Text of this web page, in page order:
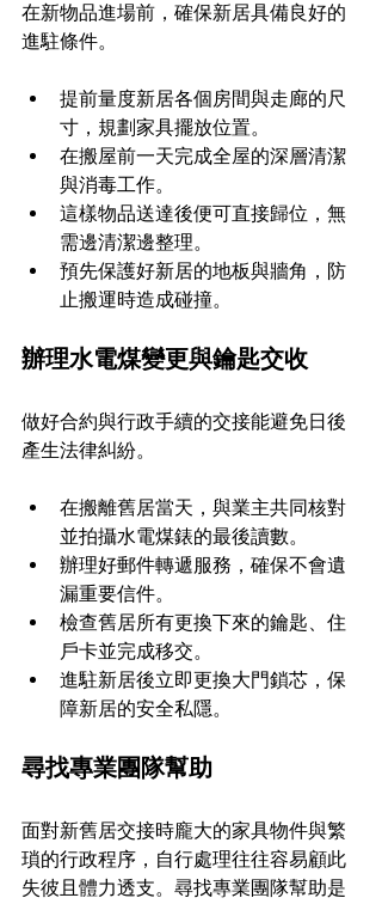
在新物品進場前，確保新居具備良好的
進駐條件。
提前量度新居各個房間與走廊的尺
寸，規劃家具擺放位置。
在搬屋前一天完成全屋的深層清潔
與消毒工作。
這樣物品送達後便可直接歸位，無
需邊清潔邊整理。
預先保護好新居的地板與牆角，防
止搬運時造成碰撞。
辦理水電煤變更與鑰匙交收
做好合約與行政手續的交接能避免日後
產生法律糾紛。
在搬離舊居當天，與業主共同核對
並拍攝水電煤錶的最後讀數。
辦理好郵件轉遞服務，確保不會遺
漏重要信件。
檢查舊居所有更換下來的鑰匙、住
戶卡並完成移交。
進駐新居後立即更換大門鎖芯，保
障新居的安全私隱。
尋找專業團隊幫助
面對新舊居交接時龐大的家具物件與繁
瑣的行政程序，自行處理往往容易顧此
失彼且體力透支。尋找專業團隊幫助是